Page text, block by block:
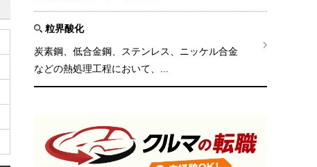
粒界酸化
炭素鋼、低合金鋼、ステンレス、ニッケル合金
などの熱処理工程において、...